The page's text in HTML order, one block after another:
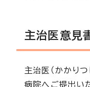
主治医意見
主治医（かかり
病院へご提出い